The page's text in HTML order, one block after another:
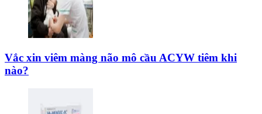
Vắc xin viêm màng não mô cầu ACYW tiêm khi
nào?